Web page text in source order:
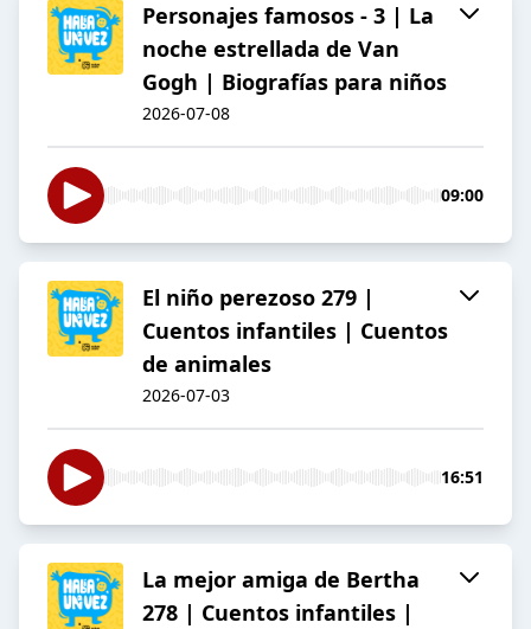
Personajes famosos - 3 | La
noche estrellada de Van
Gogh | Biografías para niños
2026-07-08
09:00
El niño perezoso 279 |
Cuentos infantiles | Cuentos
de animales
2026-07-03
16:51
La mejor amiga de Bertha
278 | Cuentos infantiles |